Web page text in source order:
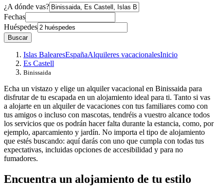
¿A dónde vas?
Fechas
Huéspedes
Buscar
Islas BalearesEspañaAlquileres vacacionalesInicio
Es Castell
Binissaida
Echa un vistazo y elige un alquiler vacacional en Binissaida para
disfrutar de tu escapada en un alojamiento ideal para ti. Tanto si vas
a alojarte en un alquiler de vacaciones con tus familiares como con
tus amigos o incluso con mascotas, tendréis a vuestro alcance todos
los servicios que os podrán hacer falta durante la estancia, como, por
ejemplo, aparcamiento y jardín. No importa el tipo de alojamiento
que estés buscando: aquí darás con uno que cumpla con todas tus
expectativas, incluidas opciones de accesibilidad y para no
fumadores.
Encuentra un alojamiento de tu estilo